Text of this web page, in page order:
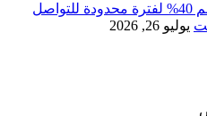
شركة كلين لايف بمكة خصم 40% لفترة محدودة للتواصل
يوليو 26, 2026